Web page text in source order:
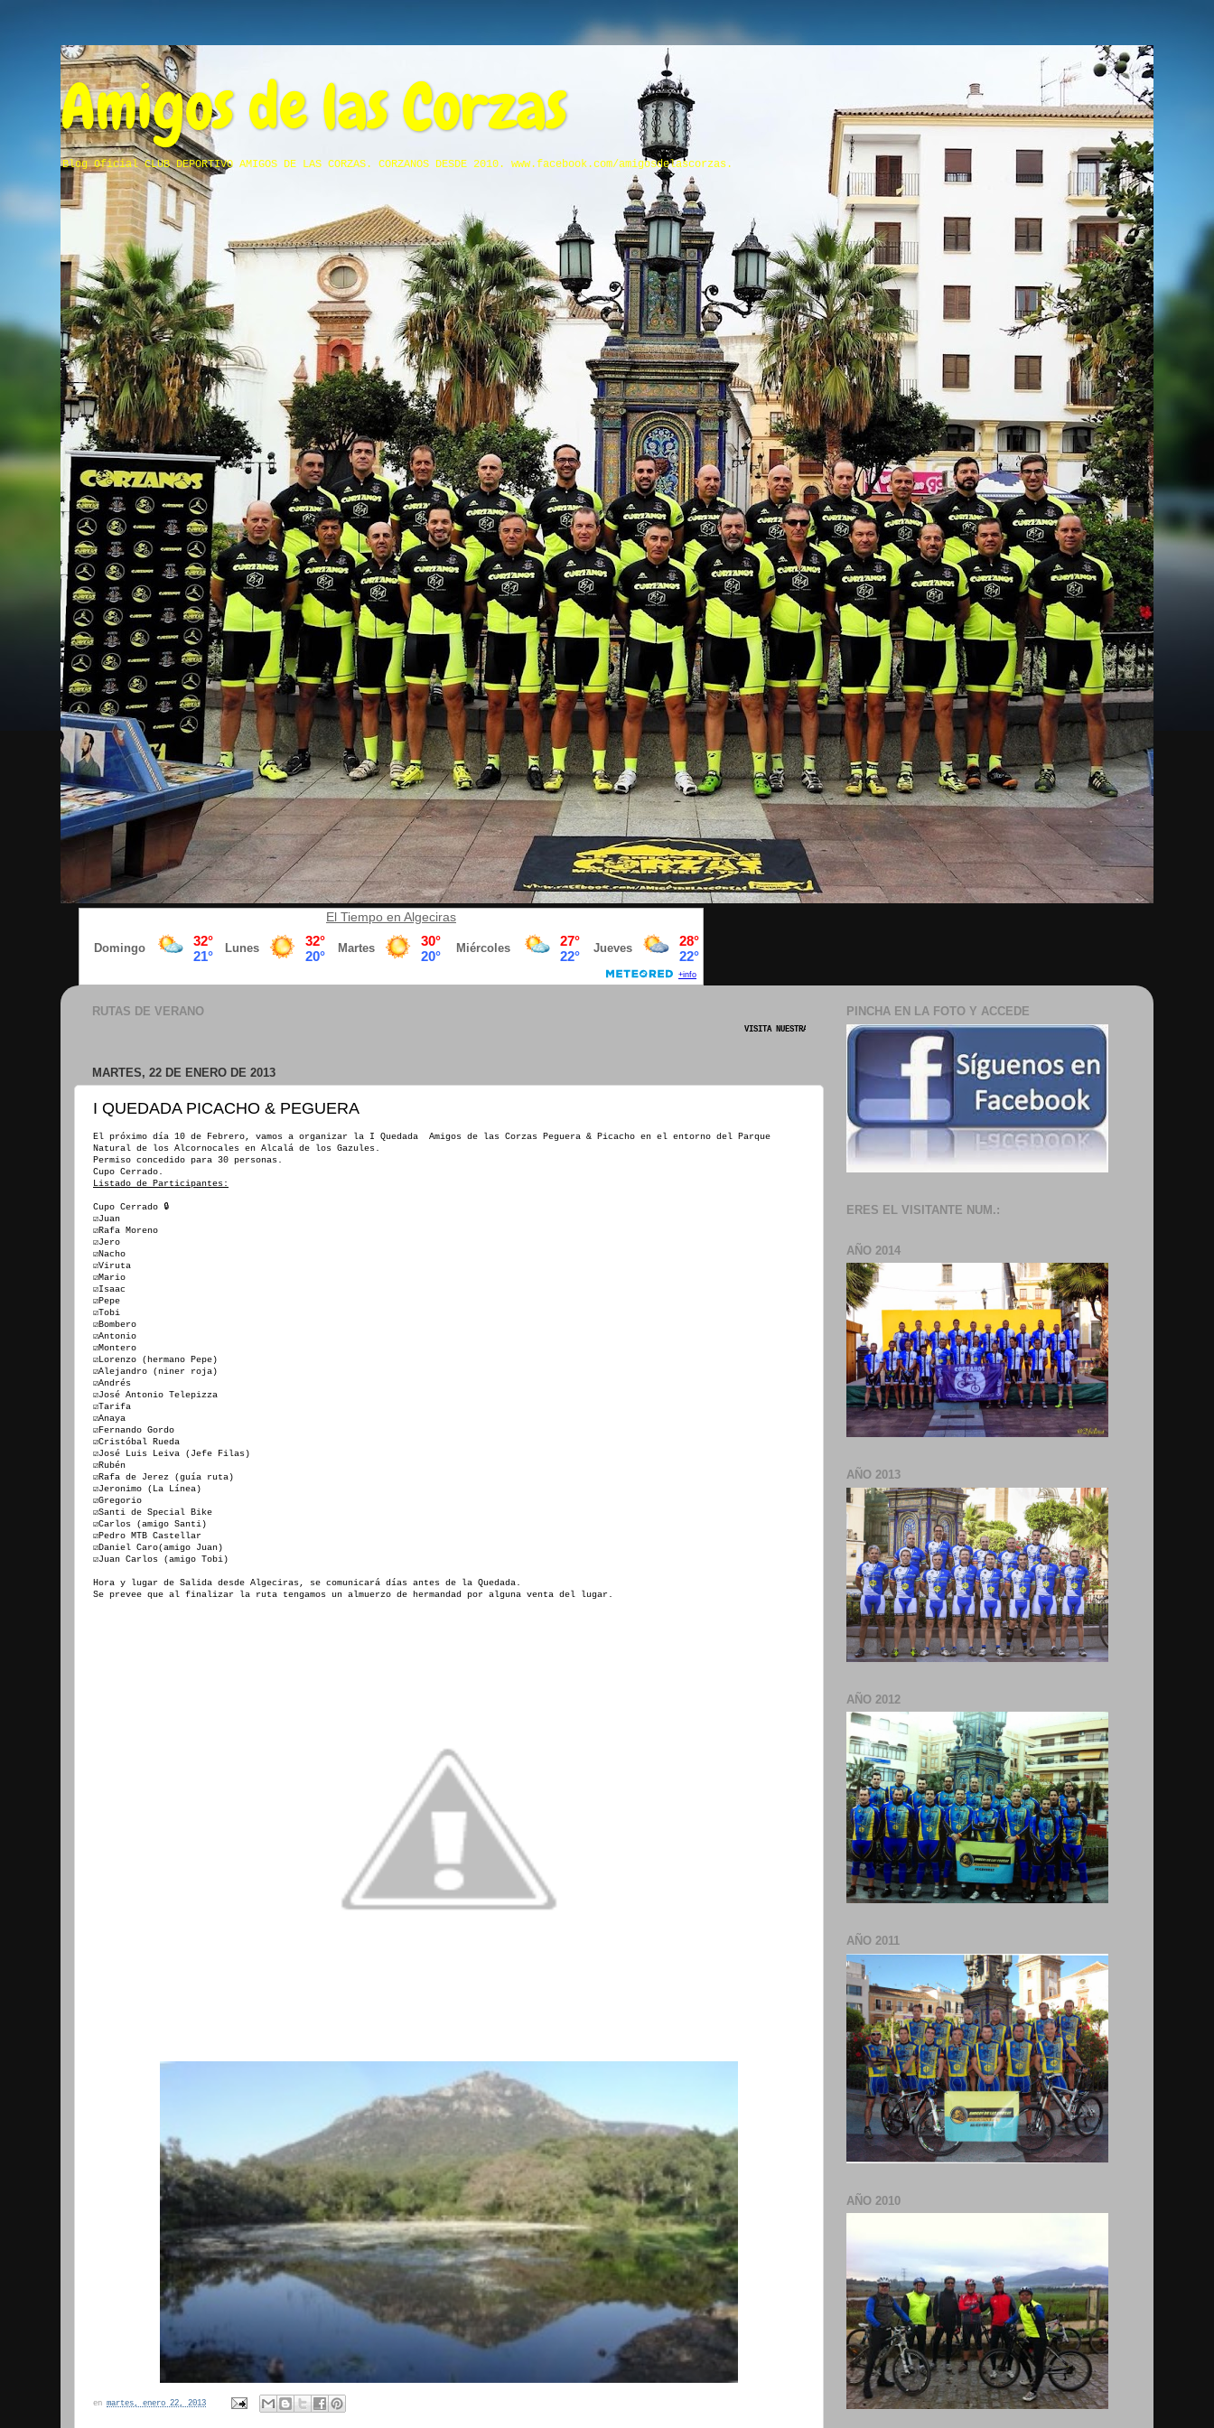
Amigos de las Corzas
Blog Oficial CLUB DEPORTIVO AMIGOS DE LAS CORZAS. CORZANOS DESDE 2010. www.facebook.com/amigosdelascorzas.
El Tiempo en Algeciras
RUTAS DE VERANO
VISITA NUESTRA PAGINA OFICIAL DE FACEBOOK
MARTES, 22 DE ENERO DE 2013
I QUEDADA PICACHO & PEGUERA
El próximo día 10 de Febrero, vamos a organizar la I Quedada Amigos de las Corzas Peguera & Picacho en el entorno del Parque
Natural de los Alcornocales en Alcalá de los Gazules.
Permiso concedido para 30 personas.
Cupo Cerrado.
Listado de Participantes:
Cupo Cerrado 🔒
☑Juan
☑Rafa Moreno
☑Jero
☑Nacho
☑Viruta
☑Mario
☑Isaac
☑Pepe
☑Tobi
☑Bombero
☑Antonio
☑Montero
☑Lorenzo (hermano Pepe)
☑Alejandro (niner roja)
☑Andrés
☑José Antonio Telepizza
☑Tarifa
☑Anaya
☑Fernando Gordo
☑Cristóbal Rueda
☑José Luis Leiva (Jefe Filas)
☑Rubén
☑Rafa de Jerez (guía ruta)
☑Jeronimo (La Línea)
☑Gregorio
☑Santi de Special Bike
☑Carlos (amigo Santi)
☑Pedro MTB Castellar
☑Daniel Caro(amigo Juan)
☑Juan Carlos (amigo Tobi)
Hora y lugar de Salida desde Algeciras, se comunicará días antes de la Quedada.
Se prevee que al finalizar la ruta tengamos un almuerzo de hermandad por alguna venta del lugar.
en martes, enero 22, 2013
PINCHA EN LA FOTO Y ACCEDE
ERES EL VISITANTE NUM.:
AÑO 2014
AÑO 2013
AÑO 2012
AÑO 2011
AÑO 2010